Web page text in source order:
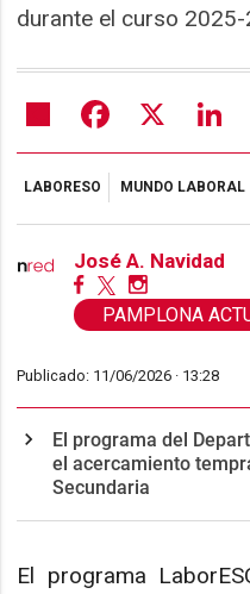
durante el curso
Share Facebook
LABORESO MUNDO LABORAL
José A. Navidad
PAMPLONA
Publicado: 11/06/2026 · 13:28
El programa del
el acercamiento
Secundaria
El programa